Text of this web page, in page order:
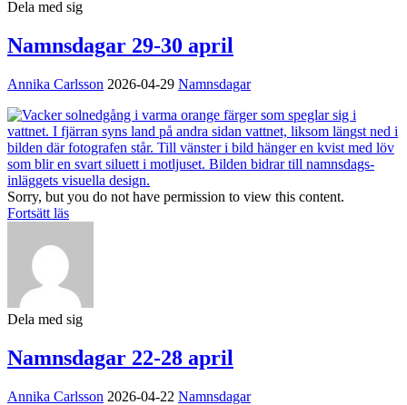
Dela med sig
Namnsdagar 29-30 april
Annika Carlsson 2026-04-29 Namnsdagar
Sorry, but you do not have permission to view this content.
Fortsätt läs
Dela med sig
Namnsdagar 22-28 april
Annika Carlsson 2026-04-22 Namnsdagar